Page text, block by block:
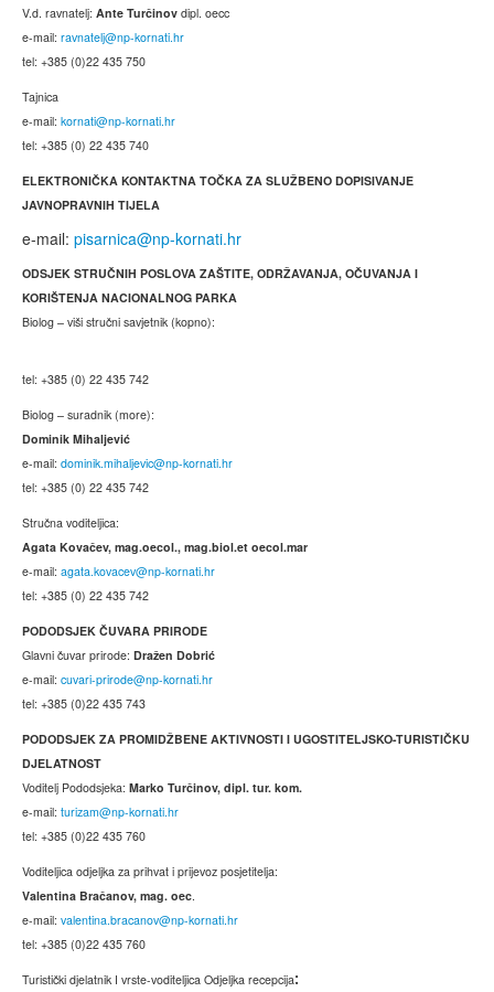
V.d. ravnatelj: Ante Turčinov dipl. oecc
e-mail: ravnatelj@np-kornati.hr
tel: +385 (0)22 435 750
Tajnica
e-mail: kornati@np-kornati.hr
tel: +385 (0) 22 435 740
ELEKTRONIČKA KONTAKTNA TOČKA ZA SLUŽBENO DOPISIVANJE
JAVNOPRAVNIH TIJELA
e-mail: pisarnica@np-kornati.hr
ODSJEK STRUČNIH POSLOVA ZAŠTITE, ODRŽAVANJA, OČUVANJA I
KORIŠTENJA NACIONALNOG PARKA
Biolog – viši stručni savjetnik (kopno):
tel: +385 (0) 22 435 742
Biolog – suradnik (more):
Dominik Mihaljević
e-mail: dominik.mihaljevic@np-kornati.hr
tel: +385 (0) 22 435 742
Stručna voditeljica:
Agata Kovačev, mag.oecol., mag.biol.et oecol.mar
e-mail: agata.kovacev@np-kornati.hr
tel: +385 (0) 22 435 742
PODODSJEK ČUVARA PRIRODE
Glavni čuvar prirode: Dražen Dobrić
e-mail: cuvari-prirode@np-kornati.hr
tel: +385 (0)22 435 743
PODODSJEK ZA PROMIDŽBENE AKTIVNOSTI I UGOSTITELJSKO-TURISTIČKU
DJELATNOST
Voditelj Pododsjeka: Marko Turčinov, dipl. tur. kom.
e-mail: turizam@np-kornati.hr
tel: +385 (0)22 435 760
Voditeljica odjeljka za prihvat i prijevoz posjetitelja:
Valentina Bračanov, mag. oec
e-mail: valentina.bracanov@np-kornati.hr
tel: +385 (0)22 435 760
Turistički djelatnik I vrste-voditeljica Odjeljka recepcija: